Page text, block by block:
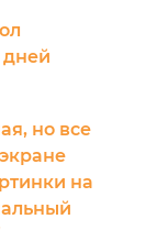
дней
но все
на